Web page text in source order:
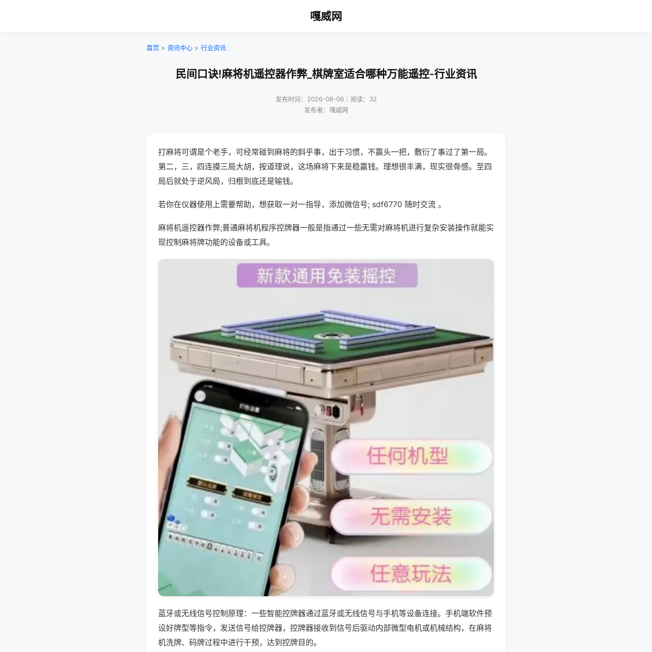
嘎威网
首页 > 资讯中心 > 行业资讯
民间口诀!麻将机遥控器作弊_棋牌室适合哪种万能遥控-行业资讯
发布时间：2026-08-06｜阅读：32
发布者：嘎威网
打麻将可谓是个老手，可经常碰到麻将的斜乎事，出于习惯，不赢头一把，敷衍了事过了第一局。
第二，三，四连摸三局大胡，按道理说，这场麻将下来是稳赢钱。理想很丰满，现实很骨感。至四
局后就处于逆风局，归根到底还是输钱。
若你在仪器使用上需要帮助，想获取一对一指导，添加微信号; sdf6770 随时交流 。
麻将机遥控器作弊;普通麻将机程序控牌器一般是指通过一些无需对麻将机进行复杂安装操作就能实
现控制麻将牌功能的设备或工具。
蓝牙或无线信号控制原理：一些智能控牌器通过蓝牙或无线信号与手机等设备连接。手机端软件预
设好牌型等指令，发送信号给控牌器，控牌器接收到信号后驱动内部微型电机或机械结构，在麻将
机洗牌、码牌过程中进行干预，达到控牌目的。